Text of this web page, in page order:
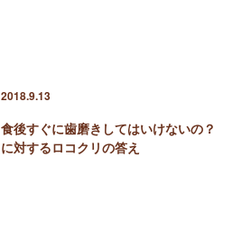
2018.9.13
食後すぐに歯磨きしてはいけないの？
に対するロコクリの答え